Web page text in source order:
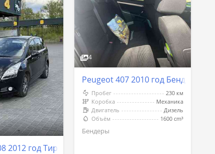
2012 год Тирасполь
4
Peugeot 407 2010 год Бендеры
Пробег
230 км
Коробка
Механика
Двигатель
Дизель
Объём
1600 cm³
Бендеры